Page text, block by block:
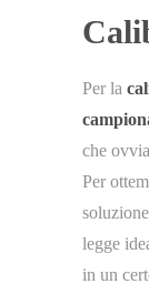
Per la
che
Per
legge
in un